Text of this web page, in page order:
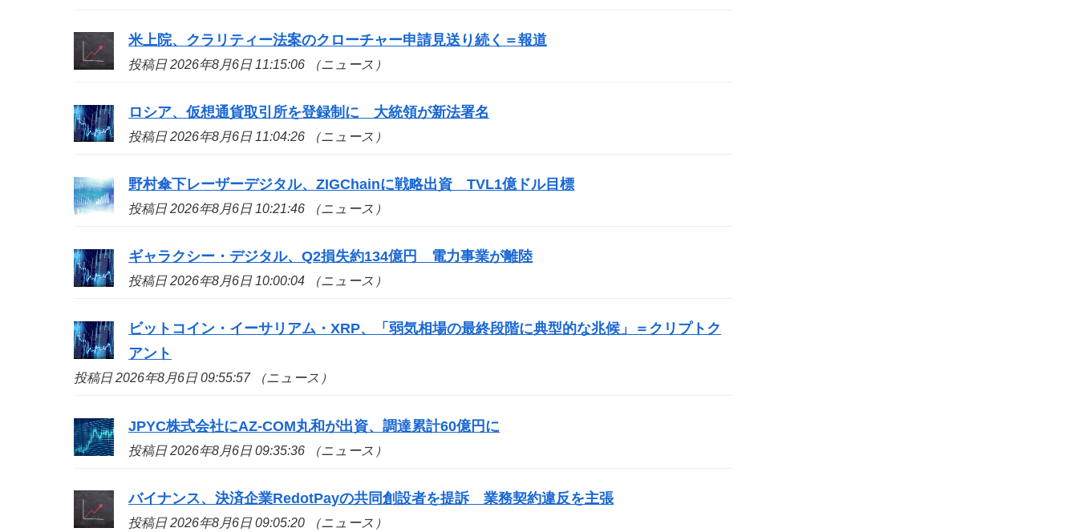
米上院、クラリティー法案のクローチャー申請見送り続く＝報道
投稿日 2026年8月6日 11:15:06 （ニュース）
ロシア、仮想通貨取引所を登録制に 大統領が新法署名
投稿日 2026年8月6日 11:04:26 （ニュース）
野村傘下レーザーデジタル、ZIGChainに戦略出資 TVL1億ドル目標
投稿日 2026年8月6日 10:21:46 （ニュース）
ギャラクシー・デジタル、Q2損失約134億円 電力事業が離陸
投稿日 2026年8月6日 10:00:04 （ニュース）
ビットコイン・イーサリアム・XRP、「弱気相場の最終段階に典型的な兆候」＝クリプトク
アント
投稿日 2026年8月6日 09:55:57 （ニュース）
JPYC株式会社にAZ-COM丸和が出資、調達累計60億円に
投稿日 2026年8月6日 09:35:36 （ニュース）
バイナンス、決済企業RedotPayの共同創設者を提訴 業務契約違反を主張
投稿日 2026年8月6日 09:05:20 （ニュース）